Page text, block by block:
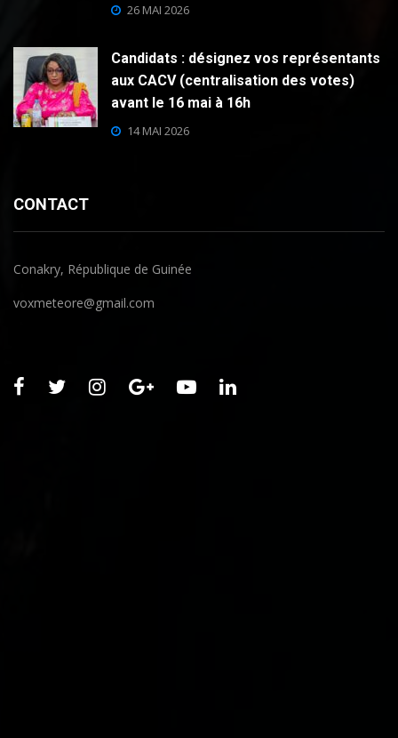
26 MAI 2026
Candidats : désignez vos représentants
aux CACV (centralisation des votes)
avant le 16 mai à 16h
14 MAI 2026
CONTACT
Conakry, République de Guinée
voxmeteore@gmail.com